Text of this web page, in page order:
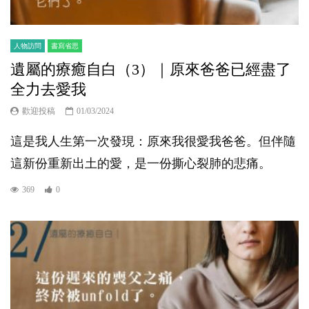
人物訪問 書寫省思
遺屬的療癒自白（3）｜原來爸爸已經盡了
全力去愛我
歡迎投稿 01/03/2024
這是我人生第一次發現：原來我很愛我爸爸。但伴隨
這新份重新出土的愛，是一份撕心裂肺的悲痛。
369 0